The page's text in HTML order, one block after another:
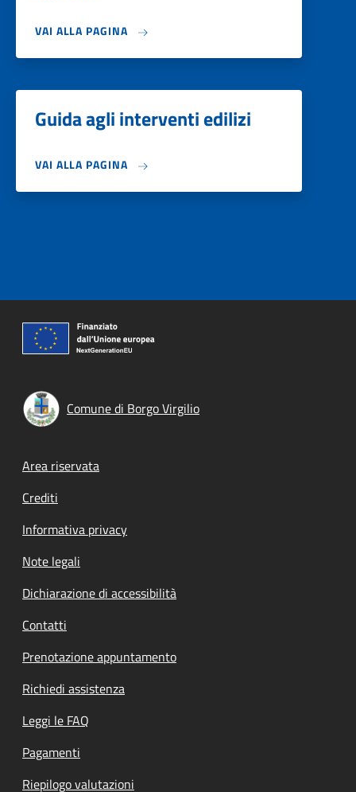
VAI ALLA PAGINA
Guida agli interventi edilizi
VAI ALLA PAGINA
Comune di Borgo Virgilio
Footer menu
Area riservata
Crediti
Informativa privacy
Note legali
Dichiarazione di accessibilità
Contatti
Prenotazione appuntamento
Richiedi assistenza
Leggi le FAQ
Pagamenti
Riepilogo valutazioni